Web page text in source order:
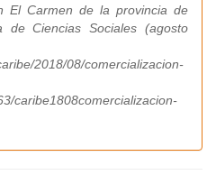
El Carmen de la provincia de
de Ciencias Sociales (agosto
2018/08/comercializacion-
caribe1808comercializacion-